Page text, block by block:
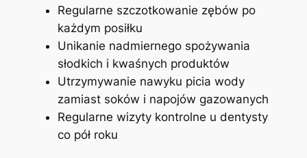
Regularne szczotkowanie zębów po
każdym posiłku
Unikanie nadmiernego spożywania
słodkich i kwaśnych produktów
Utrzymywanie nawyku picia wody
zamiast soków i napojów gazowanych
Regularne wizyty⁤ kontrolne u dentysty
co pół roku